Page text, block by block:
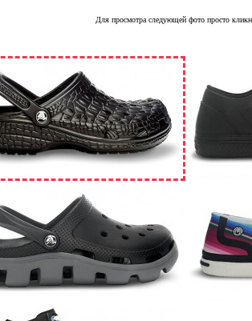
Для просмотра следующей фото просто